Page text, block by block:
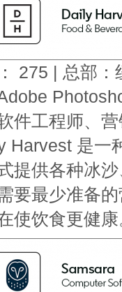
275 | 总部
件工程师、
Harvest 是一
提供各种冰
要最少准备
使饮食更健康